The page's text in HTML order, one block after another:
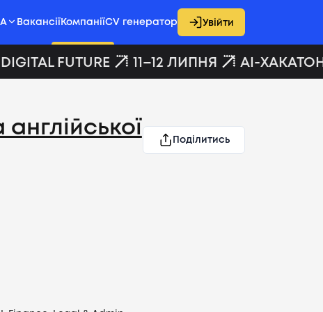
Вакансії КомпаніїCV генератор Увійти
FUTURE 11–12 ЛИПНЯ AI-ХАКАТОН
Поділитись